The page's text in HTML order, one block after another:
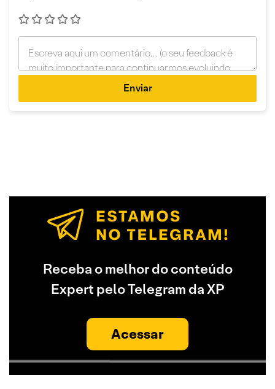
Enviar
Receba o melhor do conteúdo
Expert pelo Telegram da XP
Acessar